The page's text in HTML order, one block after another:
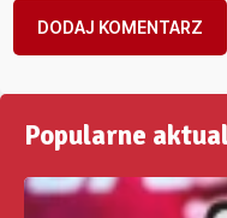
Popularne